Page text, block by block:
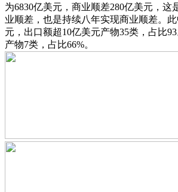
为6830亿美元，商业顺差280亿美元，这
业顺差，也是持续八年实现商业顺差。
元，出口额超10亿美元产物35类，占比
产物7类，占比66%。